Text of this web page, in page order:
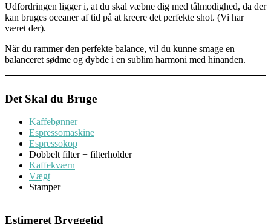
Udfordringen ligger i, at du skal væbne dig med tålmodighed, da der
kan bruges oceaner af tid på at kreere det perfekte shot. (Vi har
været der).
Når du rammer den perfekte balance, vil du kunne smage en
balanceret sødme og dybde i en sublim harmoni med hinanden.
Det Skal du Bruge
Kaffebønner
Espressomaskine
Espressokop
Dobbelt filter + filterholder
Kaffekværn
Vægt
Stamper
Estimeret Bryggetid